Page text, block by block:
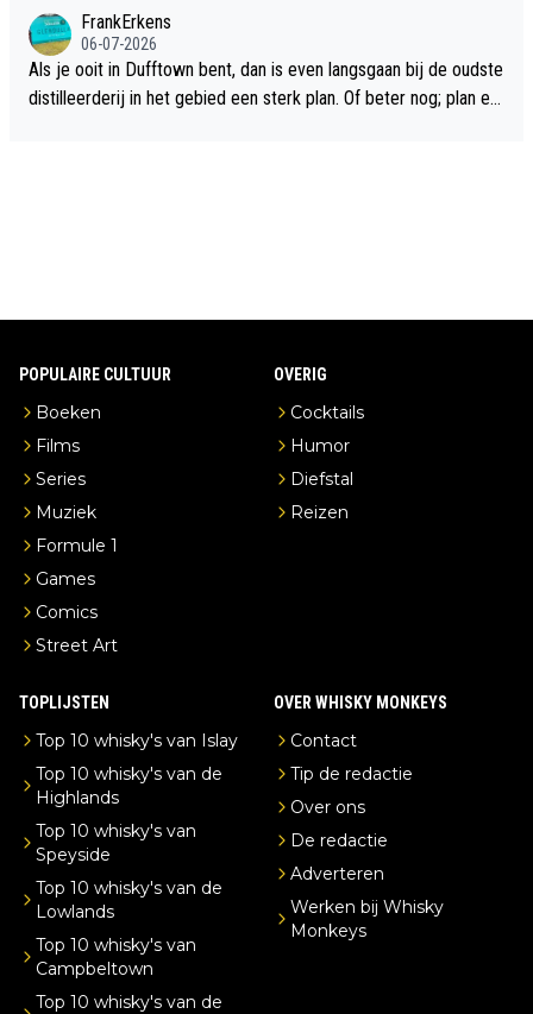
FrankErkens
06-07-2026
Als je ooit in Dufftown bent, dan is even langsgaan bij de oudste
distilleerderij in het gebied een sterk plan. Of beter nog; plan ee
POPULAIRE CULTUUR
Boeken
Films
Series
Muziek
Formule 1
Games
Comics
Street Art
OVERIG
Cocktails
Humor
Diefstal
Reizen
TOPLIJSTEN
Top 10 whisky's van Islay
Top 10 whisky's van de
Highlands
Top 10 whisky's van
Speyside
Top 10 whisky's van de
Lowlands
Top 10 whisky's van
Campbeltown
Top 10 whisky's van de
OVER WHISKY MONKEYS
Contact
Tip de redactie
Over ons
De redactie
Adverteren
Werken bij Whisky
Monkeys